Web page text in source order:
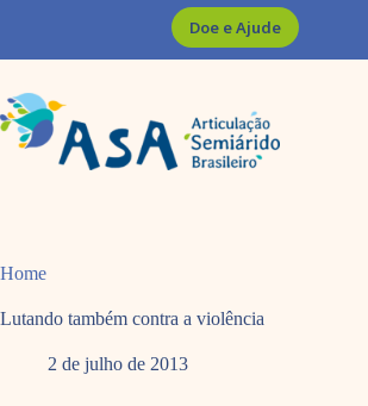
Doe e Ajude
Home
Lutando também contra a violência
2 de julho de 2013